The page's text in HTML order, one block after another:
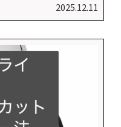
2025.12.11